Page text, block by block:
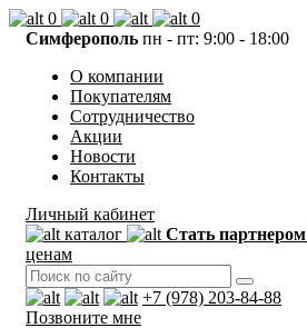
0 0
0
Симферополь пн - пт: 9:00 - 18:00
О компании
Покупателям
Сотрудничество
Акции
Новости
Контакты
Личный кабинет
каталог
Стать партнером
ценам
+7 (978) 203-84-88
Позвоните мне